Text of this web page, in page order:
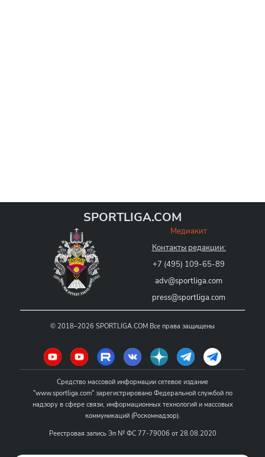
SPORTLIGA.COM
Медиакит
Контакты редакции:
+7 (495) 109-65-89
adv@sportliga.com
press@sportliga.com
© 2018–2026 SPORTLIGA.COM Все права защищены
Средство массовой информации сетевое издание
"www.sportliga.com" зарегистрировано Федеральной службой по
надзору в сфере связи, информационных технологий и массовых
коммуникаций (Роскомнадзор).
Реестровая запись Эл № ФС 77-79006 от 28.08.2020